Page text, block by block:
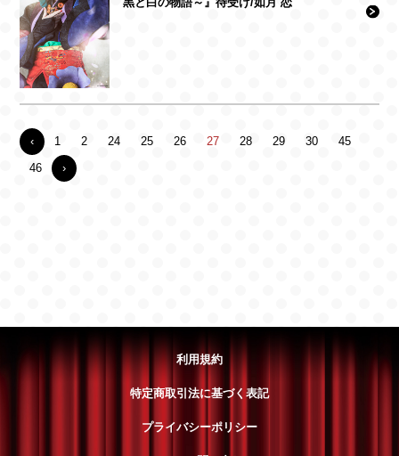
‹ 1 2 24 25 26 27 28 29 30
45
46
›
利用規約
特定商取引法に基づく表記
プライバシーポリシー